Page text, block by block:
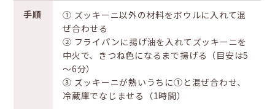
手順
① ズッキーニ以外の材料をボウルに入れて混
ぜ合わせる
② フライパンに揚げ油を入れてズッキーニを
中火で、きつね色になるまで揚げる（目安は5
～6分）
③ ズッキーニが熱いうちに①と混ぜ合わせ、
冷蔵庫でなじませる（1時間）